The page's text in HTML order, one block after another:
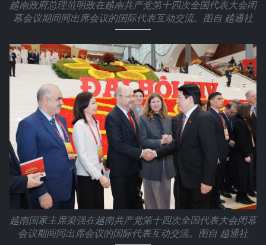
越南政府总理范明政在越南共产党第十四次全国代表大会闭
幕会议期间同出席会议的国际代表互动交流。图自 越通社
越南国家主席梁强在越南共产党第十四次全国代表大会闭幕
会议期间同出席会议的国际代表互动交流。图自 越通社